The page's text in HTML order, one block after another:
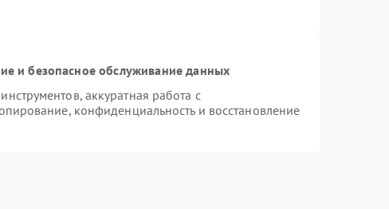
и безопасное обслуживание данных
аккуратная работа с
конфиденциальность и восстановление